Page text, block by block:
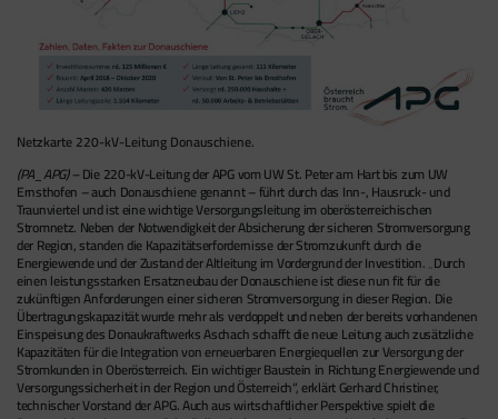
Netzkarte 220-kV-Leitung Donauschiene.
(PA_APG) –Die 220-kV-Leitung der APG vom UW St. Peter am Hart bis zum UW
Ernsthofen – auch Donauschiene genannt – führt durch das Inn-, Hausruck- und
Traunviertel und ist eine wichtige Versorgungsleitung im oberösterreichischen
Stromnetz. Neben der Notwendigkeit der Absicherung der sicheren Stromversorgung
der Region, standen die Kapazitätserfordernisse der Stromzukunft durch die
Energiewende und der Zustand der Altleitung im Vordergrund der Investition. „Durch
einen leistungsstarken Ersatzneubau der Donauschiene ist diese nun fit für die
zukünftigen Anforderungen einer sicheren Stromversorgung in dieser Region. Die
Übertragungskapazität wurde mehr als verdoppelt und neben der bereits vorhandenen
Einspeisung des Donaukraftwerks Aschach schafft die neue Leitung auch zusätzliche
Kapazitäten für die Integration von erneuerbaren Energiequellen zur Versorgung der
Stromkunden in Oberösterreich. Ein wichtiger Baustein in Richtung Energiewende und
Versorgungssicherheit in der Region und Österreich“, erklärt Gerhard Christiner,
technischer Vorstand der APG. Auch aus wirtschaftlicher Perspektive spielt die